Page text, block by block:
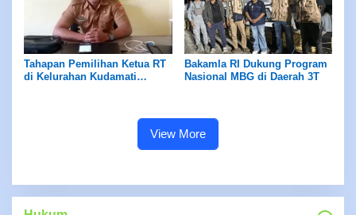
Tahapan Pemilihan Ketua RT
di Kelurahan Kudamati
Bakamla RI Dukung Program
Nasional MBG di Daerah 3T
View More